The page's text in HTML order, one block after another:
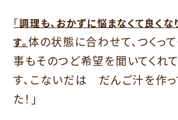
「調理も、おかずに悩まなくて良くな
す。体の状態に合わせて、つくっ
事もそのつど希望を聞いてくれ
す、こないだは だんご汁を作っ
た！」